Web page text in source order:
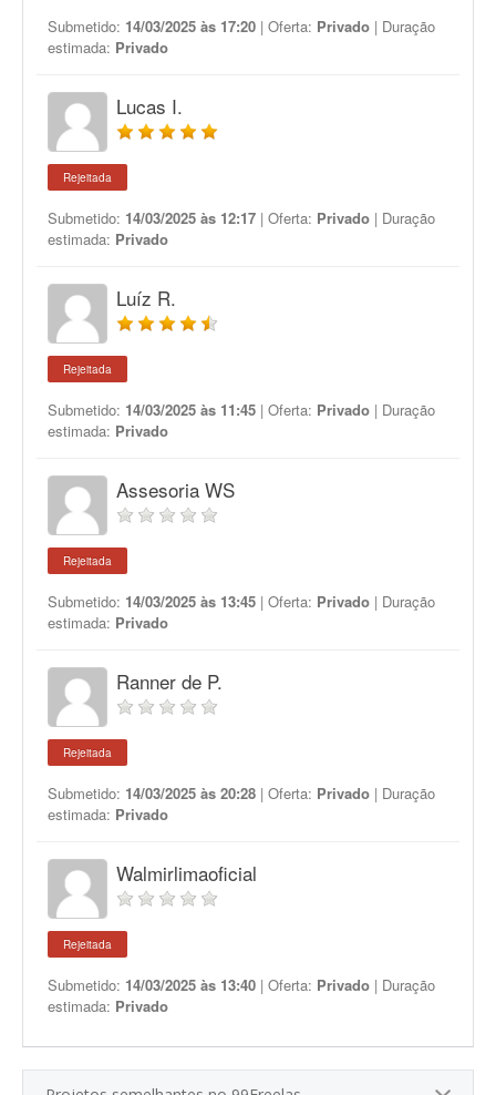
Submetido: 14/03/2025 às 17:20 | Oferta: Privado | Duração
estimada: Privado
Lucas I.
Rejeitada
Submetido: 14/03/2025 às 12:17 | Oferta: Privado | Duração
estimada: Privado
Luíz R.
Rejeitada
Submetido: 14/03/2025 às 11:45 | Oferta: Privado | Duração
estimada: Privado
Assesoria WS
Rejeitada
Submetido: 14/03/2025 às 13:45 | Oferta: Privado | Duração
estimada: Privado
Ranner de P.
Rejeitada
Submetido: 14/03/2025 às 20:28 | Oferta: Privado | Duração
estimada: Privado
Walmirlimaoficial
Rejeitada
Submetido: 14/03/2025 às 13:40 | Oferta: Privado | Duração
estimada: Privado